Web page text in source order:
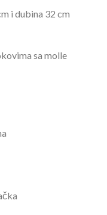
i dubina 32 cm
sa molle